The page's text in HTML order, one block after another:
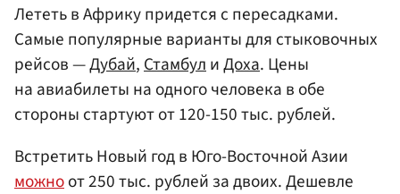
Лететь в Африку придется с пересадками.
Самые популярные варианты для стыковочных
рейсов —Дубай,СтамбулиДоха. Цены
на авиабилеты на одного человека в обе
стороны стартуют от 120-150 тыс. рублей.
Встретить Новый год в Юго-Восточной Азии
можноот 250 тыс. рублей за двоих. Дешевле